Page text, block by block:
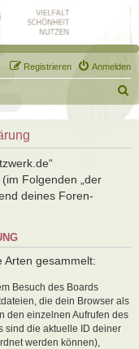
Anmelden
Registrieren
u
h
Folgenden „der
deines Foren-
Arten gesammelt:
Besuch des Boards
die dein Browser als
den einzelnen Aufrufen des
sind die aktuelle ID deiner
werden können),